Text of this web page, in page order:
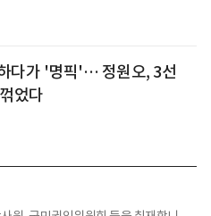
다가 '명픽'… 정원오, 3선
었다